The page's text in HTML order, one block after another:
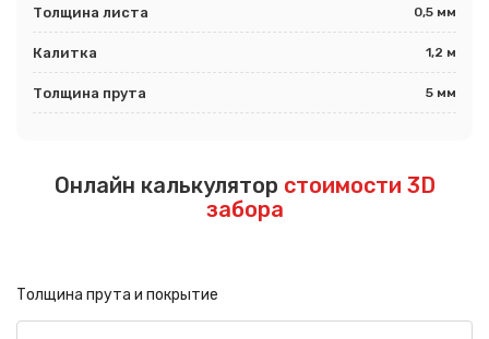
Толщина листа 0,5 мм
Калитка 1,2 м
Толщина прута 5 мм
Онлайн калькулятор стоимости 3D
забора
Толщина прута и покрытие